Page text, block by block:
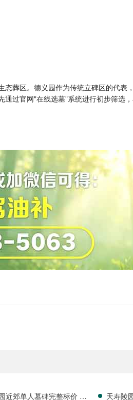
葬区。德义园作为传统立碑区的代
过官网"在线选墓"系统进行初步筛选
近郊单人墓碑完整标价 无 天寿陵